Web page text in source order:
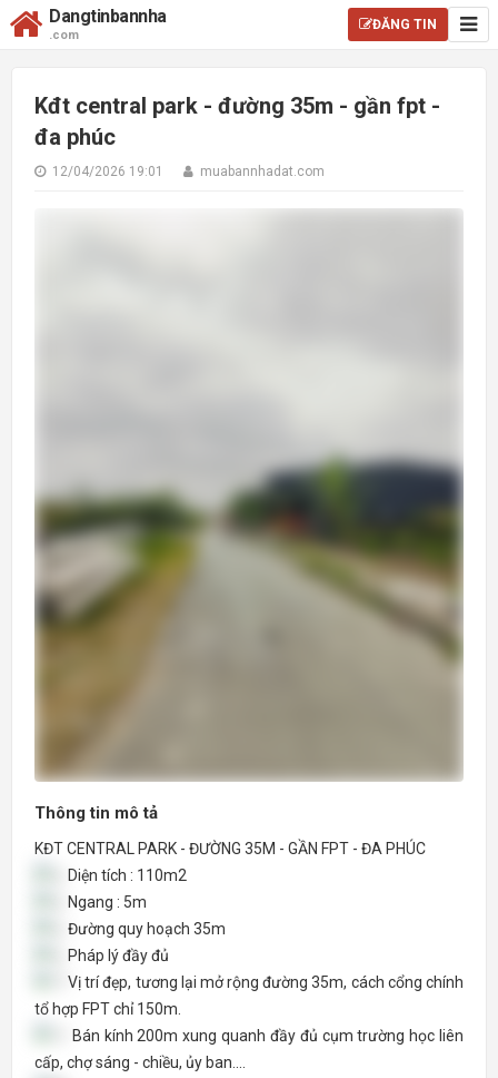
Dangtinbannha
.com
ĐĂNG TIN
Kđt central park - đường 35m - gần fpt -
đa phúc
12/04/2026 19:01 muabannhadat.com
Thông tin mô tả
KĐT CENTRAL PARK - ĐƯỜNG 35M - GẦN FPT - ĐA PHÚC
Diện tích : 110m2
Ngang : 5m
Đường quy hoạch 35m
Pháp lý đầy đủ
Vị trí đẹp, tương lại mở rộng đường 35m, cách cổng chính
tổ hợp FPT chỉ 150m.
Bán kính 200m xung quanh đầy đủ cụm trường học liên
cấp, chợ sáng - chiều, ủy ban....